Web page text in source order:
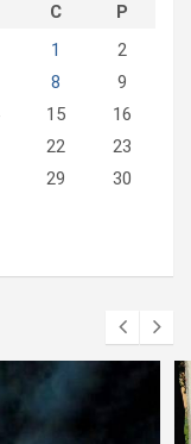
C
P
1
2
8
9
15
16
22
23
29
30